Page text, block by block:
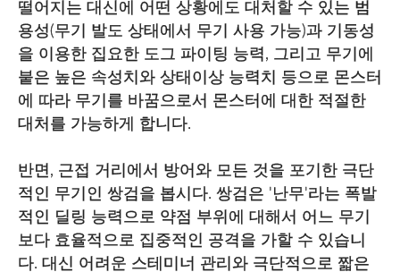
떨어지는 대신에 어떤 상황에도 대처할 수 있는 범
용성(무기 발도 상태에서 무기 사용 가능)과 기동성
을 이용한 집요한 도그 파이팅 능력, 그리고 무기에
붙은 높은 속성치와 상태이상 능력치 등으로 몬스터
에 따라 무기를 바꿈으로서 몬스터에 대한 적절한
대처를 가능하게 합니다.
반면, 근접 거리에서 방어와 모든 것을 포기한 극단
적인 무기인 쌍검을 봅시다. 쌍검은 '난무'라는 폭발
적인 딜링 능력으로 약점 부위에 대해서 어느 무기
보다 효율적으로 집중적인 공격을 가할 수 있습니
다. 대신 어려운 스테미너 관리와 극단적으로 짧은